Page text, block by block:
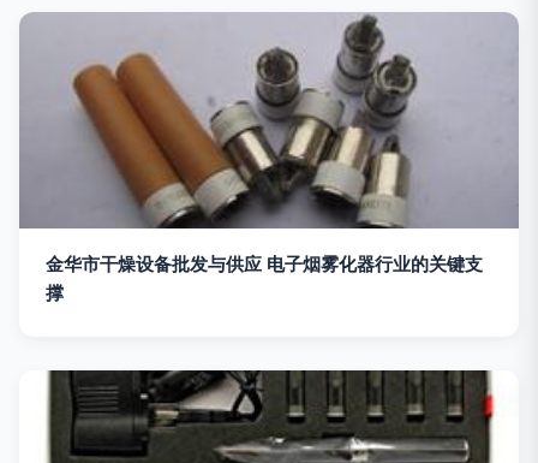
金华市干燥设备批发与供应 电子烟雾化器行业的关键支
撑